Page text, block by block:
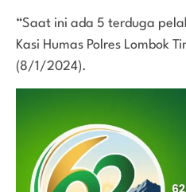
“Saat ini ada 5 terduga
Kasi Humas Polres Lombok
(8/1/2024).